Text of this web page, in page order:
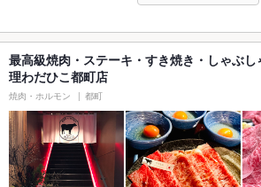
最高級焼肉・ステーキ・すき焼き・しゃぶ
理わだひこ都町店
焼肉・ホルモン 都町